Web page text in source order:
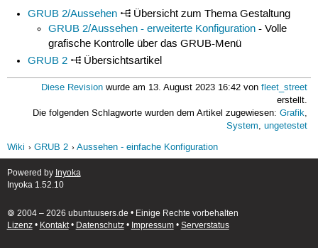
GRUB 2/Aussehen
Übersicht zum Thema Gestaltung
GRUB 2/Aussehen - erweiterte Konfiguration - Volle
grafische Kontrolle über das GRUB-Menü
GRUB 2
Übersichtsartikel
Diese Revision wurde am 13. August 2023 16:42 vonfleet_street
erstellt.
Die folgenden Schlagworte wurden dem Artikel zugewiesen:Grafik,
System,ungetestet
Wiki
GRUB 2 Aussehen - einfache Konfiguration
Powered by Inyoka
Inyoka 1.52.10
🄯 2004 – 2026 ubuntuusers.de • Einige Rechte vorbehalten
Lizenz• Kontakt• Datenschutz• Impressum• Serverstatus